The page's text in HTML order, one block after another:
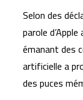
Selon des
parole
émanant des
artificielle a
des puces